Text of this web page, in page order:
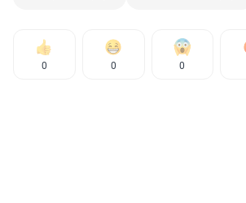
0 0 0